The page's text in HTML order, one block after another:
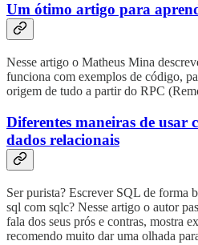
Um ótimo artigo para
Nesse artigo o Matheus Mina
funciona com exemplos de código,
origem de tudo a partir do RPC
Diferentes maneiras de usar
dados relacionais
Ser purista? Escrever SQL de forma
sql com sqlc? Nesse artigo o autor
fala dos seus prós e contras, mostra
recomendo muito dar uma olhada